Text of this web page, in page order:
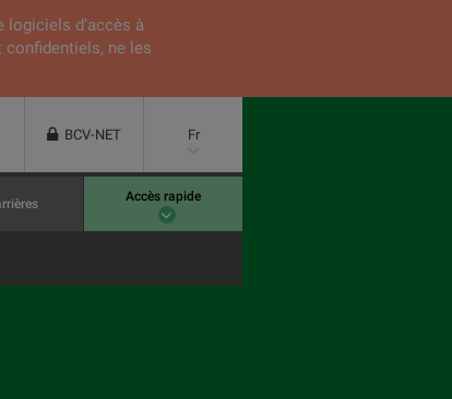
logiciels d’accès à
ne les
BCV-NET Fr
Accès rapide